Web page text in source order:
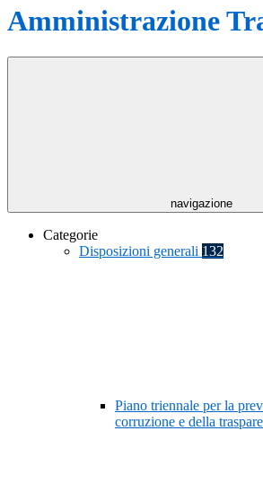
Amministrazione
navigazione
Categorie
Disposizioni generali 132
Piano triennale per la
corruzione e della